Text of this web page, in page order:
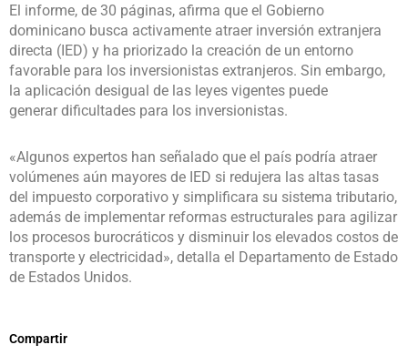
El informe, de 30 páginas, afirma que el Gobierno
dominicano busca activamente atraer inversión extranjera
directa (IED) y ha priorizado la creación de un entorno
favorable para los inversionistas extranjeros. Sin embargo,
la aplicación desigual de las leyes vigentes puede
generar dificultades para los inversionistas.
«Algunos expertos han señalado que el país podría atraer
volúmenes aún mayores de IED si redujera las altas tasas
del impuesto corporativo y simplificara su sistema tributario,
además de implementar reformas estructurales para agilizar
los procesos burocráticos y disminuir los elevados costos de
transporte y electricidad», detalla el Departamento de Estado
de Estados Unidos.
Compartir